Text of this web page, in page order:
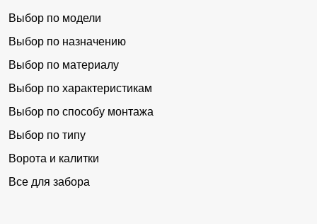
Выбор по модели
Выбор по назначению
Выбор по материалу
Выбор по характеристикам
Выбор по способу монтажа
Выбор по типу
Ворота и калитки
Все для забора